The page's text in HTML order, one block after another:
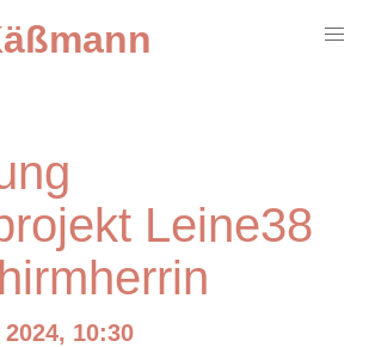
Leine38
10:30